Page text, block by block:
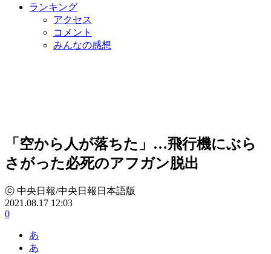
ランキング
アクセス
コメント
みんなの感想
「空から人が落ちた」…飛行機にぶら
さがった必死のアフガン脱出
ⓒ 中央日報/中央日報日本語版
2021.08.17 12:03
0
あ
あ